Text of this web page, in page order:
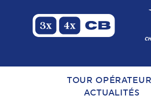
TOUR
ACTUALITÉS